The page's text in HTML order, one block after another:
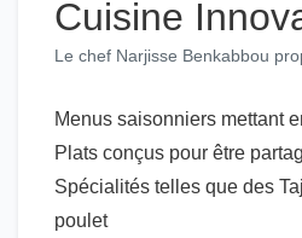
Cuisine
Le chef Narjisse Benkabbou
Menus saisonniers mettant
Plats conçus pour être
Spécialités telles que des
poulet